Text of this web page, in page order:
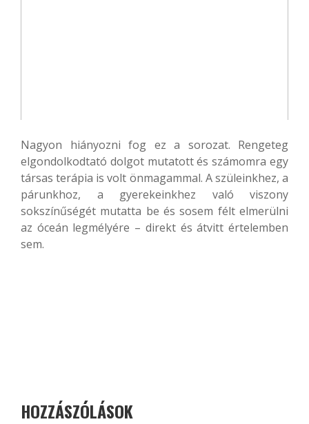
Nagyon hiányozni fog ez a sorozat. Rengeteg
elgondolkodtató dolgot mutatott és számomra egy
társas terápia is volt önmagammal. A szüleinkhez, a
párunkhoz, a gyerekeinkhez való viszony
sokszínűségét mutatta be és sosem félt elmerülni
az óceán legmélyére – direkt és átvitt értelemben
sem.
HOZZÁSZÓLÁSOK